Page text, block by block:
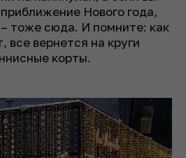
Нового года,
тоже сюда. И помните: как
все вернется на круги
корты.